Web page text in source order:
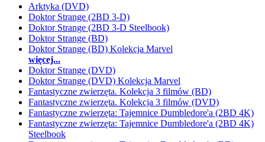
Arktyka (DVD)
Doktor Strange (2BD 3-D)
Doktor Strange (2BD 3-D Steelbook)
Doktor Strange (BD)
Doktor Strange (BD) Kolekcja Marvel
więcej...
Doktor Strange (DVD)
Doktor Strange (DVD) Kolekcja Marvel
Fantastyczne zwierzęta. Kolekcja 3 filmów (BD)
Fantastyczne zwierzęta. Kolekcja 3 filmów (DVD)
Fantastyczne zwierzęta: Tajemnice Dumbledore'a (2BD 4K)
Fantastyczne zwierzęta: Tajemnice Dumbledore'a (2BD 4K)
Steelbook